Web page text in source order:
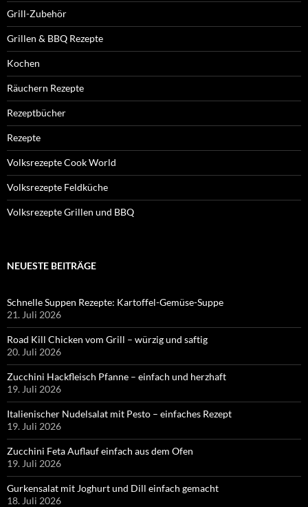
Grill-Zubehör
Grillen & BBQ Rezepte
Kochen
Räuchern Rezepte
Rezeptbücher
Rezepte
Volksrezepte Cook World
Volksrezepte Feldküche
Volksrezepte Grillen und BBQ
NEUESTE BEITRÄGE
Schnelle Suppen Rezepte: Kartoffel-Gemüse-Suppe
21. Juli 2026
Road Kill Chicken vom Grill – würzig und saftig
20. Juli 2026
Zucchini Hackfleisch Pfanne – einfach und herzhaft
19. Juli 2026
Italienischer Nudelsalat mit Pesto – einfaches Rezept
19. Juli 2026
Zucchini Feta Auflauf einfach aus dem Ofen
19. Juli 2026
Gurkensalat mit Joghurt und Dill einfach gemacht
18. Juli 2026